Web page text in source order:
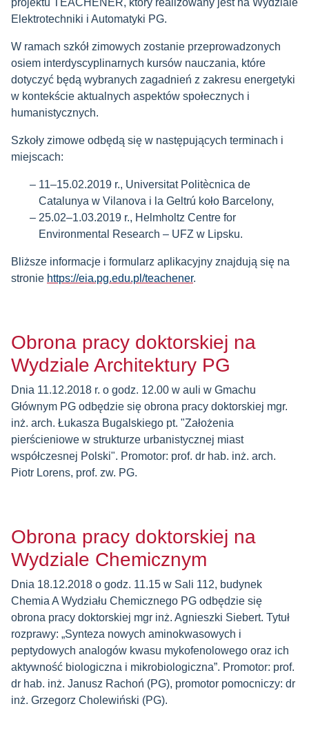
projektu TEACHENER, który realizowany jest na Wydziale
Elektrotechniki i Automatyki PG.
W ramach szkół zimowych zostanie przeprowadzonych
osiem interdyscyplinarnych kursów nauczania, które
dotyczyć będą wybranych zagadnień z zakresu energetyki
w kontekście aktualnych aspektów społecznych i
humanistycznych.
Szkoły zimowe odbędą się w następujących terminach i
miejscach:
11–15.02.2019 r., Universitat Politècnica de
Catalunya w Vilanova i la Geltrú koło Barcelony,
25.02–1.03.2019 r., Helmholtz Centre for
Environmental Research – UFZ w Lipsku.
Bliższe informacje i formularz aplikacyjny znajdują się na
stronie https://eia.pg.edu.pl/teachener.
Obrona pracy doktorskiej na
Wydziale Architektury PG
Dnia 11.12.2018 r. o godz. 12.00 w auli w Gmachu
Głównym PG odbędzie się obrona pracy doktorskiej mgr.
inż. arch. Łukasza Bugalskiego pt. "Założenia
pierścieniowe w strukturze urbanistycznej miast
współczesnej Polski". Promotor: prof. dr hab. inż. arch.
Piotr Lorens, prof. zw. PG.
Obrona pracy doktorskiej na
Wydziale Chemicznym
Dnia 18.12.2018 o godz. 11.15 w Sali 112, budynek
Chemia A Wydziału Chemicznego PG odbędzie się
obrona pracy doktorskiej mgr inż. Agnieszki Siebert. Tytuł
rozprawy: „Synteza nowych aminokwasowych i
peptydowych analogów kwasu mykofenolowego oraz ich
aktywność biologiczna i mikrobiologiczna”. Promotor: prof.
dr hab. inż. Janusz Rachoń (PG), promotor pomocniczy: dr
inż. Grzegorz Cholewiński (PG).